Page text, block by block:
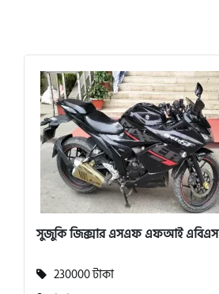
সুজুকি জিক্সার এসএফ এফআই এবিএস
230000 টাকা